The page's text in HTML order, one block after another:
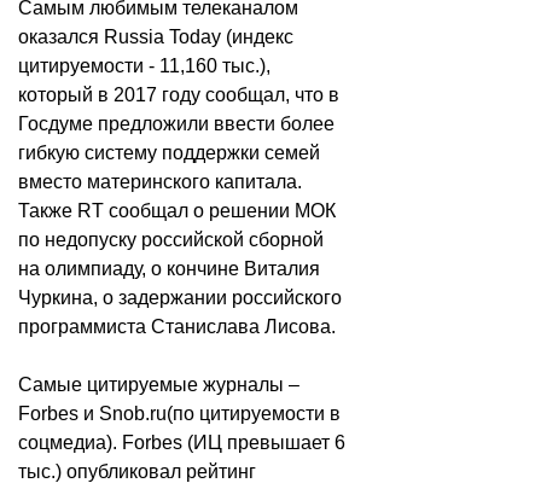
Самым любимым телеканалом
оказался Russia Today (индекс
цитируемости - 11,160 тыс.),
который в 2017 году сообщал, что в
Госдуме предложили ввести более
гибкую систему поддержки семей
вместо материнского капитала.
Также RT сообщал о решении МОК
по недопуску российской сборной
на олимпиаду, о кончине Виталия
Чуркина, о задержании российского
программиста Станислава Лисова.
Самые цитируемые журналы –
Forbes и Snob.ru(по цитируемости в
соцмедиа). Forbes (ИЦ превышает 6
тыс.) опубликовал рейтинг